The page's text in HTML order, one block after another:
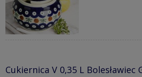
Cukiernica V 0,35 L Bolesławiec